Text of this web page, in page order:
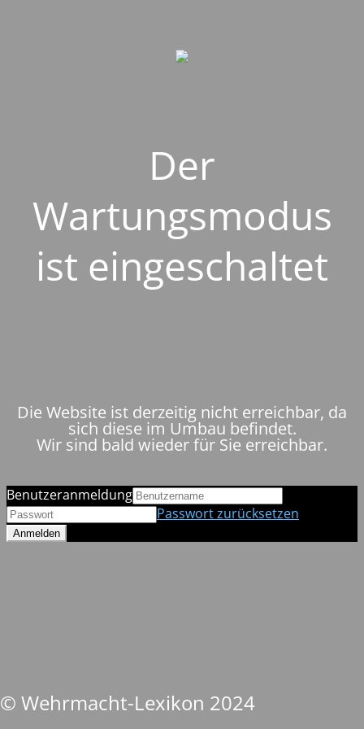
Der
Wartungsmodus
ist eingeschaltet
Die Website ist derzeitig nicht erreichbar, da
sich diese im Umbau befindet.
Wir sind bald wieder für Sie erreichbar.
© Wehrmacht-Lexikon 2024
Benutzeranmeldung
Passwort zurücksetzen